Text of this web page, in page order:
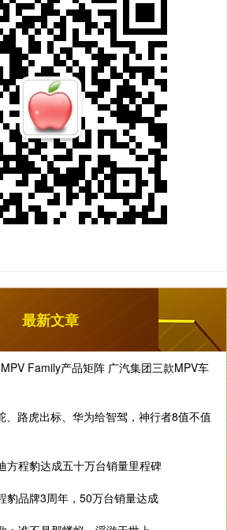
最新文章
Family产品矩阵 广汽集团三款MPV车
、路虎出标、华为给智驾，神行者8值不值
方程豹达成五十万台销量里程碑
豹品牌3周年，50万台销量达成